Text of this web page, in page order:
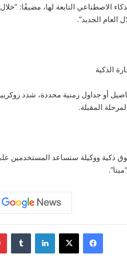
الاصطناعي التابعة لها، مضيفًا:
العام الجديد”.
الذكية
أو جداول زمنية محددة، شدد
المقبلة.
ذكية ووكيلة ستساعد المستخدمين
فيسبوك ‫X لينكدإن ‏Tumblr